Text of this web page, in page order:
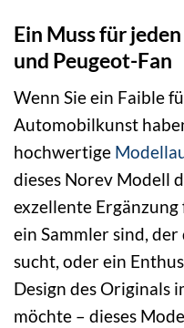
Ein Muss für
und Peugeot-Fan
Wenn Sie ein Faible
Automobilkunst
hochwertige
dieses Norev Modell
exzellente
ein Sammler sind,
sucht, oder ein
Design des Originals
möchte – dieses